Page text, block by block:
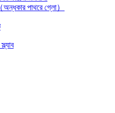
পাথরে গ্লো）